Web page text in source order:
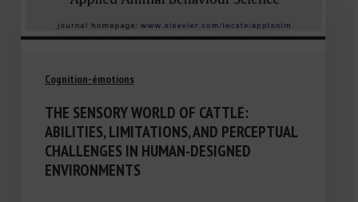
Cognition-émotions
THE SENSORY WORLD OF CATTLE:
ABILITIES, LIMITATIONS, AND PERCEPTUAL
CHALLENGES IN HUMAN-DESIGNED
ENVIRONMENTS